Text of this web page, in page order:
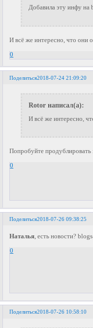
Добавила эту инфу на
И всё же интересно, что они
0
Поделиться2018-07-24 21:09:20
Rotor написал(а):
И всё же интересно,
Попробуйте продублировать
0
Поделиться2018-07-26 09:38:25
Наталья, есть новости?
0
Поделиться2018-07-26 10:58:10